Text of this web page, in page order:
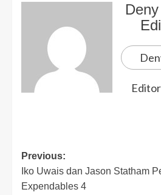
Previous:
Iko Uwais dan Jason Statham
Expendables 4